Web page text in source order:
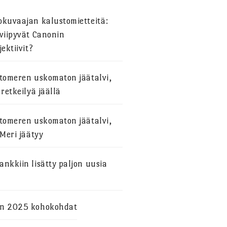
kalustomietteitä:
Canonin
uskomaton jäätalvi,
retkeilyä jäällä
uskomaton jäätalvi,
jäätyy
lisätty paljon uusia
2025 kohokohdat